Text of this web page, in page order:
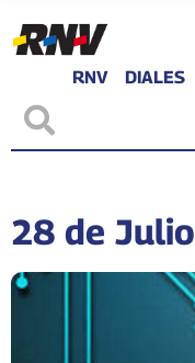
RNV DIALES
28 de Julio